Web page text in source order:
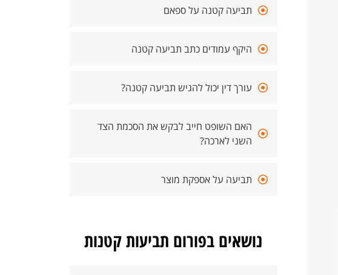
תביעה קטנה על ספאם
היקף עמודים כתב תביעה קטנה
עורך דין יכול להגיש תביעה קטנה?
האם השופט חייב לבקש את הסכמת הצד
השני לארכה?
תביעה על אספקת מוצר
נושאים בפורום תביעות קטנות